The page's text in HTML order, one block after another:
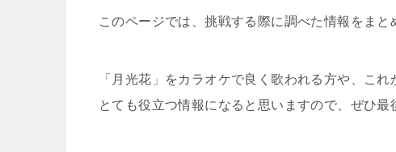
このページでは、挑戦する際に調べた情報をまと
「月光花」をカラオケで良く歌われる方や、こ
とても役立つ情報になると思いますので、ぜひ最